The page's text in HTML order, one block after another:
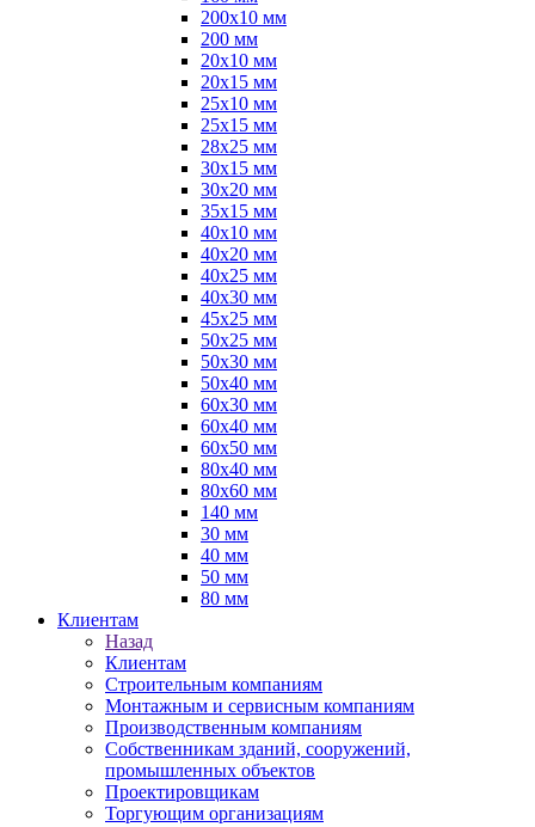
200х10 мм
200 мм
20х10 мм
20х15 мм
25х10 мм
25х15 мм
28х25 мм
30х15 мм
30х20 мм
35х15 мм
40х10 мм
40х20 мм
40х25 мм
40х30 мм
45х25 мм
50х25 мм
50х30 мм
50х40 мм
60х30 мм
60х40 мм
60х50 мм
80х40 мм
80х60 мм
140 мм
30 мм
40 мм
50 мм
80 мм
Клиентам
Назад
Клиентам
Строительным компаниям
Монтажным и сервисным компаниям
Производственным компаниям
Собственникам зданий, сооружений,
промышленных объектов
Проектировщикам
Торгующим организациям